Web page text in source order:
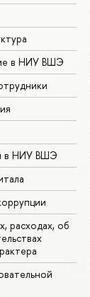
в НИУ ВШЭ
в НИУ ВШЭ
расходах, об